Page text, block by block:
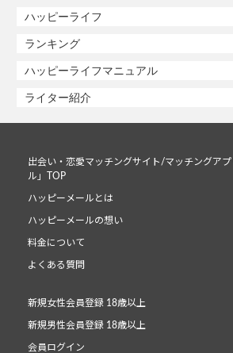
ハッピーライフ
ランキング
ハッピーライフマニュアル
ライター紹介
出会い・恋愛マッチングサイト/マッチングア
ル」TOP
ハッピーメールとは
ハッピーメールの想い
料金について
よくある質問
新規女性会員登録 18歳以上
新規男性会員登録 18歳以上
会員ログイン